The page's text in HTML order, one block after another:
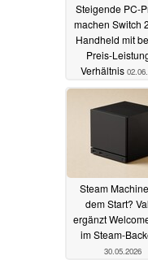
Steigende PC-
machen Switch
Handheld mit
Preis-
Verhältnis
Steam
dem Start?
ergänzt
im Steam-
30.05.2026